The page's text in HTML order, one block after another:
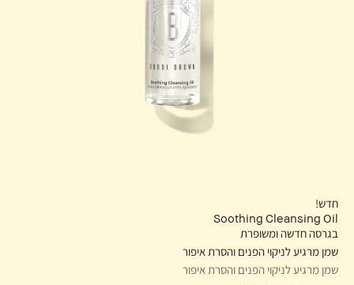
חדש!
Soothing Cleansing Oil
בגרסה חדשה ומשופרת
שמן מרגיע לניקוי הפנים והסרת איפור
שמן מרגיע לניקוי הפנים והסרת איפור